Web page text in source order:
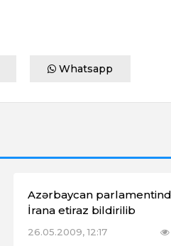
Whatsapp
Azərbaycan
İrana etiraz bildirilib
26.05.2009, 12:17